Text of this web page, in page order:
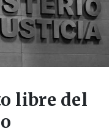
libre del